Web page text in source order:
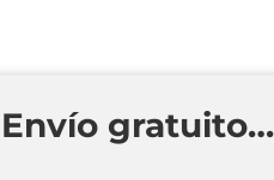
Envío gratuito…